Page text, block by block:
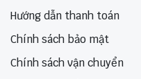
Hướng dẫn thanh toán
Chính sách bảo mật
Chính sách vận chuyển